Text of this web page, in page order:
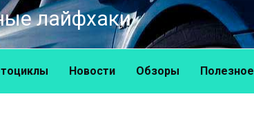
лайфхаки
Новости Обзоры Полезное